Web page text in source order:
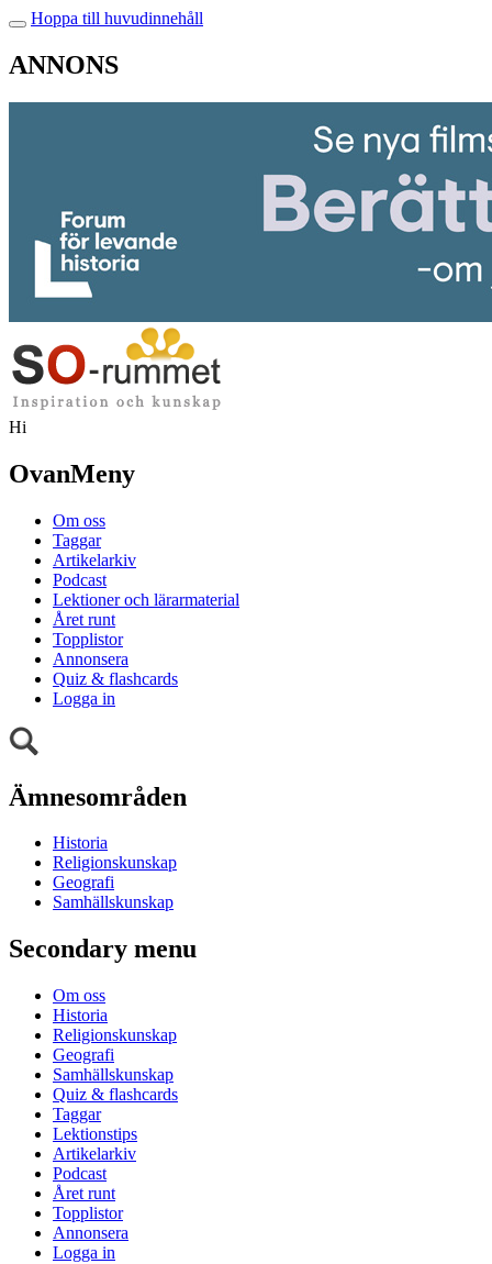
Hoppa till huvudinnehåll
ANNONS
Hi
OvanMeny
Om oss
Taggar
Artikelarkiv
Podcast
Lektioner och lärarmaterial
Året runt
Topplistor
Annonsera
Quiz & flashcards
Logga in
Ämnesområden
Historia
Religionskunskap
Geografi
Samhällskunskap
Secondary menu
Om oss
Historia
Religionskunskap
Geografi
Samhällskunskap
Quiz & flashcards
Taggar
Lektionstips
Artikelarkiv
Podcast
Året runt
Topplistor
Annonsera
Logga in